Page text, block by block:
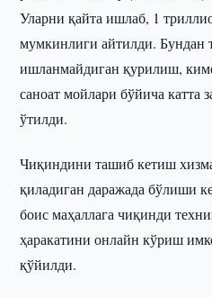
Уларни қайта ишлаб, 1
мумкинлиги айтилди. Бундан
ишланмайдиган қурилиш,
саноат мойлари бўйича катта
ўтилди.
Чиқиндини ташиб кетиш
қиладиган даражада бўлиши
боис маҳаллага чиқинди
ҳаракатини онлайн кўриш
қўйилди.